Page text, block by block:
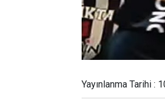
Yayınlanma Tarihi :